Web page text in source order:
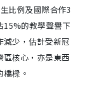
比例及國際合作3
15%的教學聲譽下
少，估計受新冠
核心，亦是東西
樑。